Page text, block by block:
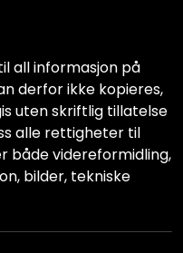
all informasjon på
derfor ikke kopieres,
uten skriftlig tillatelse
alle rettigheter til
både videreformidling,
bilder, tekniske